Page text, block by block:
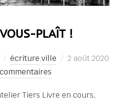
PLAÎT !
écriture,ville
Publié
2 août 2020
Tiers Livre en cours,